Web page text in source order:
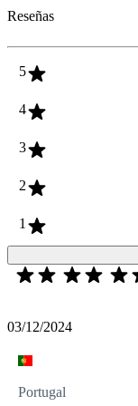
Reseñas
5
4
3
2
1
03/12/2024
Portugal